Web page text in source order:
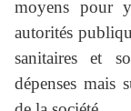
moyens pour
autorités
sanitaires et
dépenses mais